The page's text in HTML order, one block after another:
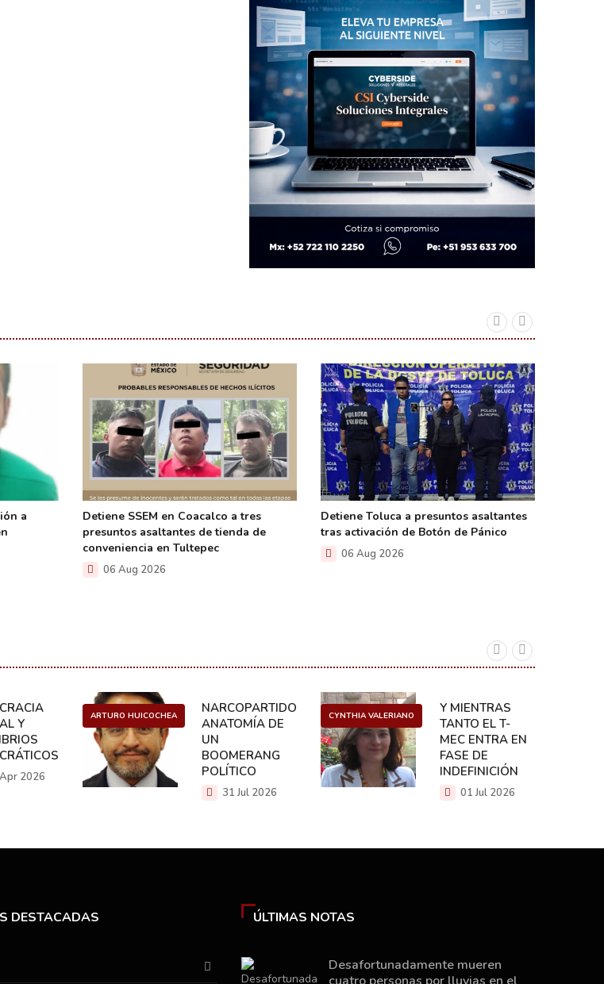
a
Detiene SSEM en Coacalco a tres
presuntos asaltantes de tienda de
conveniencia en Tultepec
06 Aug 2026
Detiene Toluca a presuntos asaltantes
tras activación de Botón de Pánico
06 Aug 2026
Y
2026
ARTURO HUICOCHEA
NARCOPARTIDO:
ANATOMÍA DE
UN
BOOMERANG
POLÍTICO
31 Jul 2026
CYNTHIA VALERIANO
Y MIENTRAS
TANTO EL T-
MEC ENTRA EN
FASE DE
INDEFINICIÓN
01 Jul 2026
DESTACADAS ÚLTIMAS NOTAS
Desafortunadamente mueren